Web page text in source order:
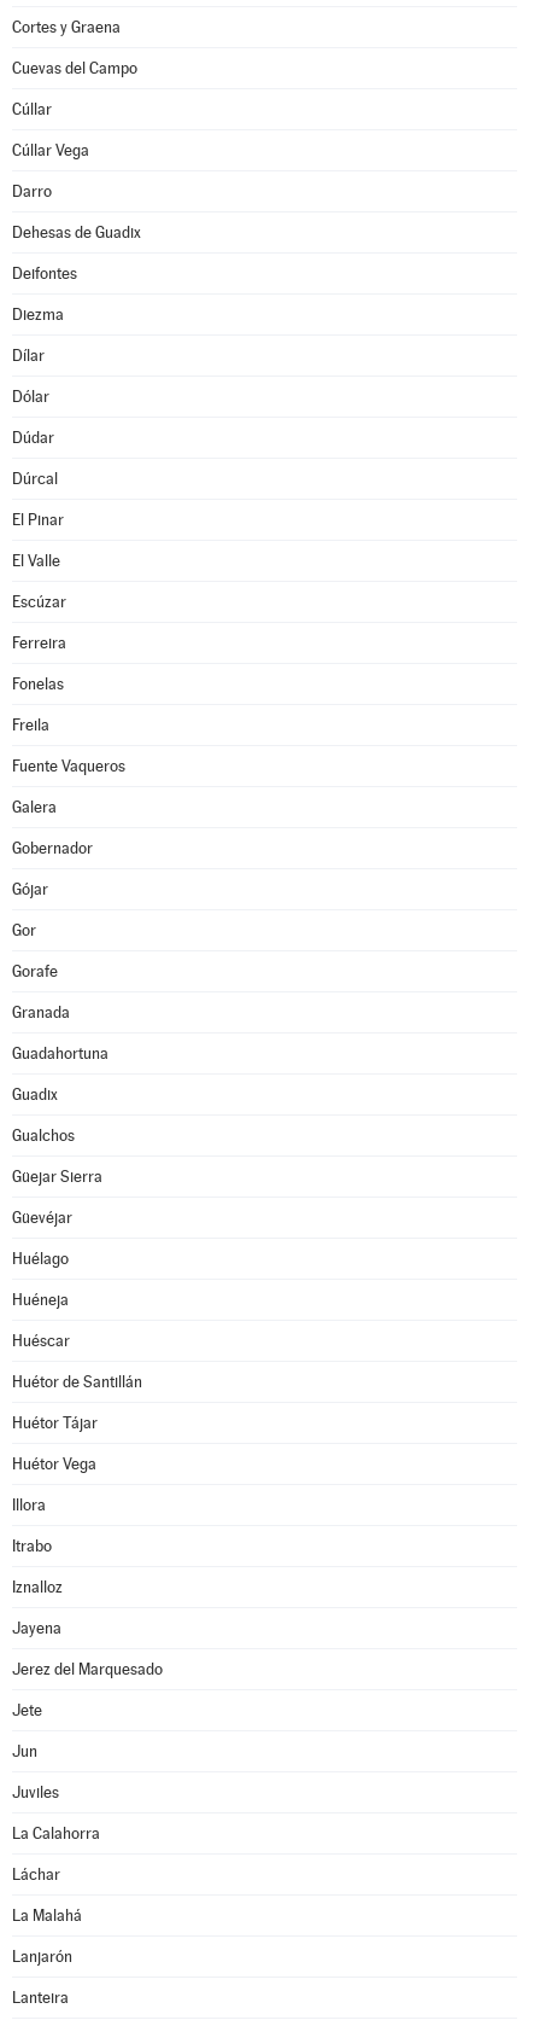
Cortes y Graena
Cuevas del Campo
Cúllar
Cúllar Vega
Darro
Dehesas de Guadix
Deifontes
Diezma
Dílar
Dólar
Dúdar
Dúrcal
El Pinar
El Valle
Escúzar
Ferreira
Fonelas
Freila
Fuente Vaqueros
Galera
Gobernador
Gójar
Gor
Gorafe
Granada
Guadahortuna
Guadix
Gualchos
Güejar Sierra
Güevéjar
Huélago
Huéneja
Huéscar
Huétor de Santillán
Huétor Tájar
Huétor Vega
Illora
Itrabo
Iznalloz
Jayena
Jerez del Marquesado
Jete
Jun
Juviles
La Calahorra
Láchar
La Malahá
Lanjarón
Lanteira